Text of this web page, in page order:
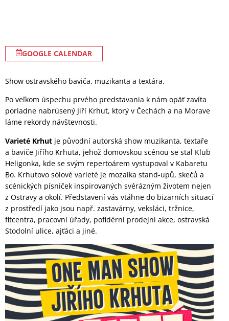
GOOGLE CALENDAR
Show ostravského baviča, muzikanta a textára.
Po veľkom úspechu prvého predstavania k nám opäť zavíta
poriadne nabrúsený Jiří Krhut, ktorý v Čechách a na Morave
láme rekordy návštevnosti.
Varieté Krhut je původní autorská show muzikanta, textaře
a baviče Jiřího Krhuta, jehož domovskou scénou se stal Klub
Heligonka, kde se svým repertoárem vystupoval v Kabaretu
Bo. Krhutovo sólové varieté je mozaika stand-upů, skečů a
scénických písniček inspirovaných svérázným životem nejen
z Ostravy a okolí. Představení vás vtáhne do bizarních situací
z prostředí jako jsou např. zastavárny, veksláci, tržnice,
fitcentra, pracovní úřady, pofidérní prodejní akce, ostravská
Stodolní ulice, ajťáci a jiné.